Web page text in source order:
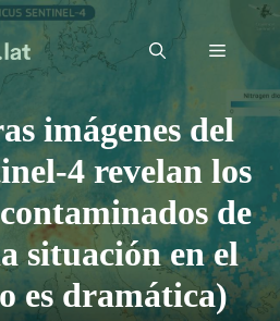
Menú
imágenes del
4 revelan los
de
situación en el
es dramática)